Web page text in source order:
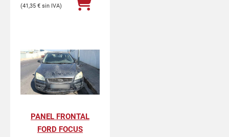
41,35 €
PANEL FRONTAL
FORD FOCUS